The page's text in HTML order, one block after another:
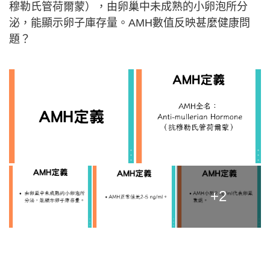
穆勒氏管荷爾蒙），由卵巢中未成熟的小卵泡所分
泌，能顯示卵子庫存量。AMH數值反映甚麼健康問
題？
+2